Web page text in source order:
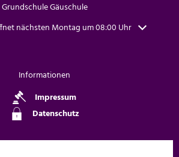
Grundschule Gäuschule
Öffnungs- oder Schließzeiten auszublenden
nächsten Montag um 08:00 Uhr
Informationen
Impressum
Datenschutz